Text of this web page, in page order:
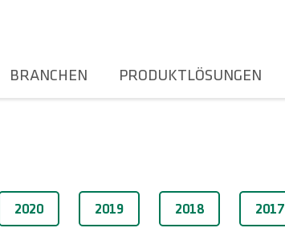
BRANCHEN PRODUKTLÖSUNGEN
2020 2019 2018 2017